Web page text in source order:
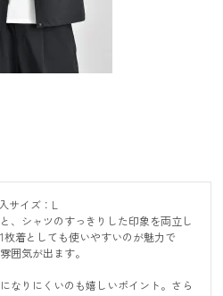
サイズ：L
、シャツのすっきりした印象を両立し
着としても使いやすいのが魅力で
囲気が出ます。
なりにくいのも嬉しいポイント。さら